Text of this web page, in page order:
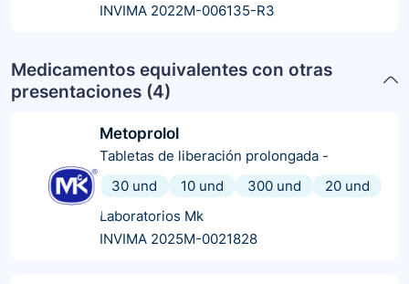
INVIMA 2022M-006135-R3
Medicamentos equivalentes con otras
presentaciones (4)
Metoprolol
Tabletas de liberación prolongada -
30 und
10 und 300 und
20 und
Laboratorios Mk
INVIMA 2025M-0021828